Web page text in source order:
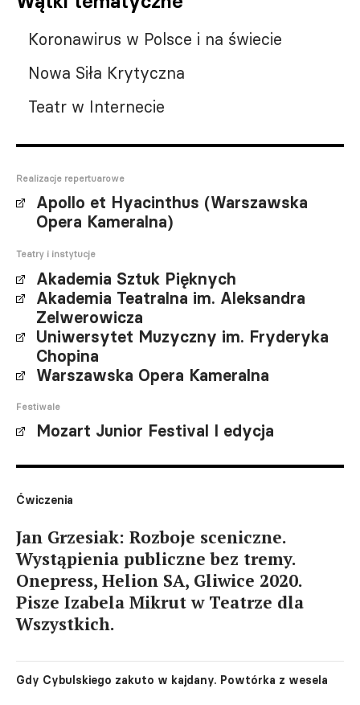
Koronawirus w Polsce i na świecie
Nowa Siła Krytyczna
Teatr w Internecie
Realizacje repertuarowe
Apollo et Hyacinthus (Warszawska
Opera Kameralna)
Teatry i instytucje
Akademia Sztuk Pięknych
Akademia Teatralna im. Aleksandra
Zelwerowicza
Uniwersytet Muzyczny im. Fryderyka
Chopina
Warszawska Opera Kameralna
Festiwale
Mozart Junior Festival I edycja
Ćwiczenia
Jan Grzesiak: Rozboje sceniczne.
Wystąpienia publiczne bez tremy.
Onepress, Helion SA, Gliwice 2020.
Pisze Izabela Mikrut w Teatrze dla
Wszystkich.
Gdy Cybulskiego zakuto w kajdany. Powtórka z wesela